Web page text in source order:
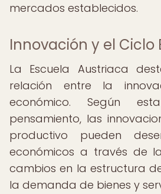
mercados establecidos.
Innovación y el Ciclo
La Escuela Austriaca
relación entre la
económico. Según
pensamiento, las
productivo pueden
económicos a través de
cambios en la estructura
la demanda de bienes y